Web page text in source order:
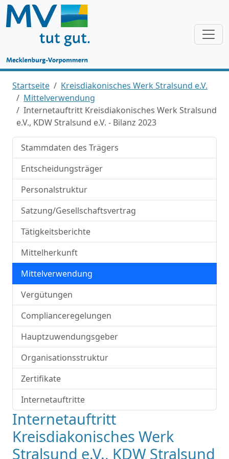
Startseite
Kreisdiakonisches Werk Stralsund e.V.
Mittelverwendung
Internetauftritt Kreisdiakonisches Werk Stralsund
e.V., KDW Stralsund e.V. - Bilanz 2023
Stammdaten des Trägers
Entscheidungsträger
Personalstruktur
Satzung/Gesellschaftsvertrag
Tätigkeitsberichte
Mittelherkunft
Mittelverwendung
Vergütungen
Complianceregelungen
Hauptzuwendungsgeber
Organisationsstruktur
Zertifikate
Internetauftritte
Internetauftritt
Kreisdiakonisches Werk
Stralsund e.V., KDW Stralsund